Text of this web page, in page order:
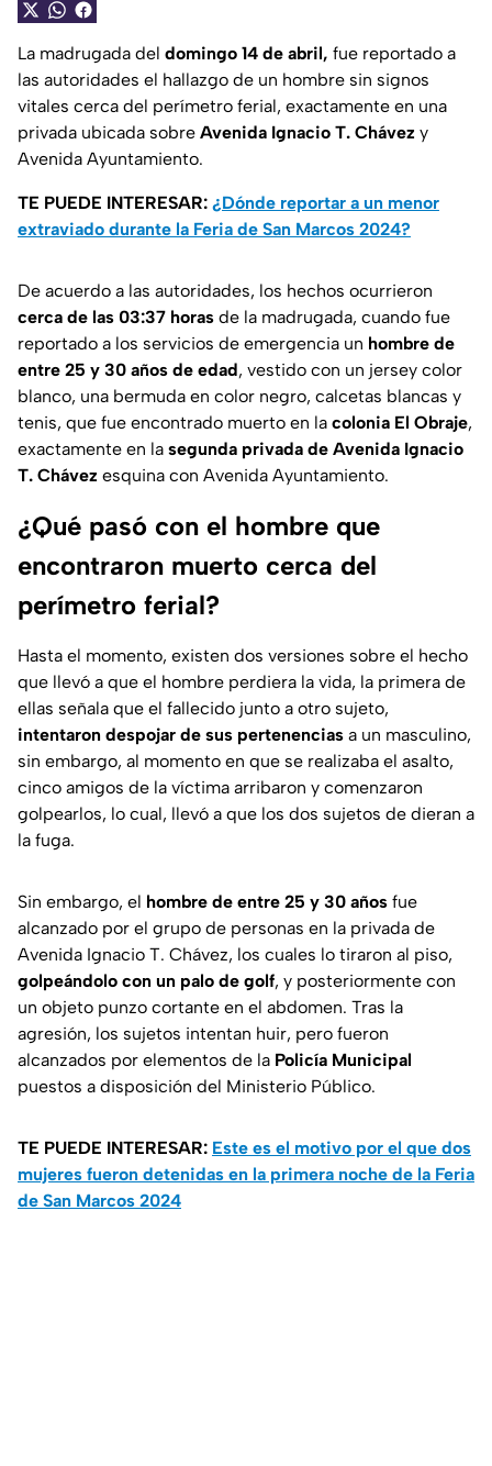
La madrugada del domingo 14 de abril, fue reportado a
las autoridades el hallazgo de un hombre sin signos
vitales cerca del perímetro ferial, exactamente en una
privada ubicada sobre Avenida Ignacio T. Chávez y
Avenida Ayuntamiento.
TE PUEDE INTERESAR: ¿Dónde reportar a un menor
extraviado durante la Feria de San Marcos 2024?
De acuerdo a las autoridades, los hechos ocurrieron
cerca de las 03:37 horas de la madrugada, cuando fue
reportado a los servicios de emergencia un hombre de
entre 25 y 30 años de edad, vestido con un jersey color
blanco, una bermuda en color negro, calcetas blancas y
tenis, que fue encontrado muerto en la colonia El Obraje,
exactamente en la segunda privada de Avenida Ignacio
T. Chávez esquina con Avenida Ayuntamiento.
¿Qué pasó con el hombre que
encontraron muerto cerca del
perímetro ferial?
Hasta el momento, existen dos versiones sobre el hecho
que llevó a que el hombre perdiera la vida, la primera de
ellas señala que el fallecido junto a otro sujeto,
intentaron despojar de sus pertenencias a un masculino,
sin embargo, al momento en que se realizaba el asalto,
cinco amigos de la víctima arribaron y comenzaron
golpearlos, lo cual, llevó a que los dos sujetos de dieran a
la fuga.
Sin embargo, el hombre de entre 25 y 30 años fue
alcanzado por el grupo de personas en la privada de
Avenida Ignacio T. Chávez, los cuales lo tiraron al piso,
golpeándolo con un palo de golf, y posteriormente con
un objeto punzo cortante en el abdomen. Tras la
agresión, los sujetos intentan huir, pero fueron
alcanzados por elementos de la Policía Municipal
puestos a disposición del Ministerio Público.
TE PUEDE INTERESAR: Este es el motivo por el que dos
mujeres fueron detenidas en la primera noche de la Feria
de San Marcos 2024